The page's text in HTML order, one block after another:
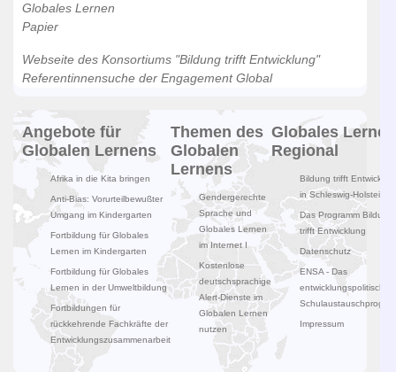
Globales Lernen
Papier
Webseite des Konsortiums "Bildung trifft Entwicklung"
Referentinnensuche der Engagement Global
Angebote für
Globalen Lernens
Afrika in die Kita bringen
Anti-Bias: Vorurteilbewußter
Umgang im Kindergarten
Fortbildung für Globales
Lernen im Kindergarten
Fortbildung für Globales
Lernen in der Umweltbildung
Fortbildungen für
rückkehrende Fachkräfte der
Entwicklungszusammenarbeit
Themen des
Globalen
Lernens
Gendergerechte
Sprache und
Globales Lernen
im Internet I
Kostenlose
deutschsprachige
Alert-Dienste im
Globalen Lernen
nutzen
Globales Lernen
Regional
Bildung trifft
in Schleswig-Holstein
Das Programm Bildung
trifft Entwicklung
Datenschutz
ENSA - Das
entwicklungspolitische
Impressum